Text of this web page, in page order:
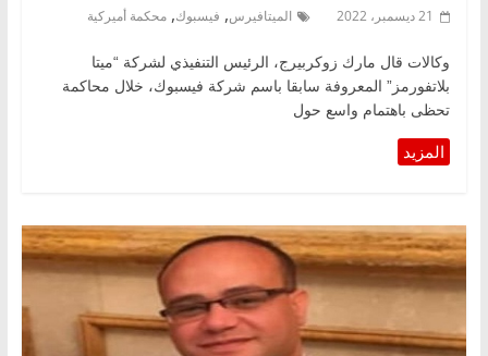
21 ديسمبر، 2022 الميتافيرس, فيسبوك, محكمة أميركية
وكالات قال مارك زوكربيرج، الرئيس التنفيذي لشركة “ميتا
بلاتفورمز” المعروفة سابقا باسم شركة فيسبوك، خلال محاكمة
تحظى باهتمام واسع حول